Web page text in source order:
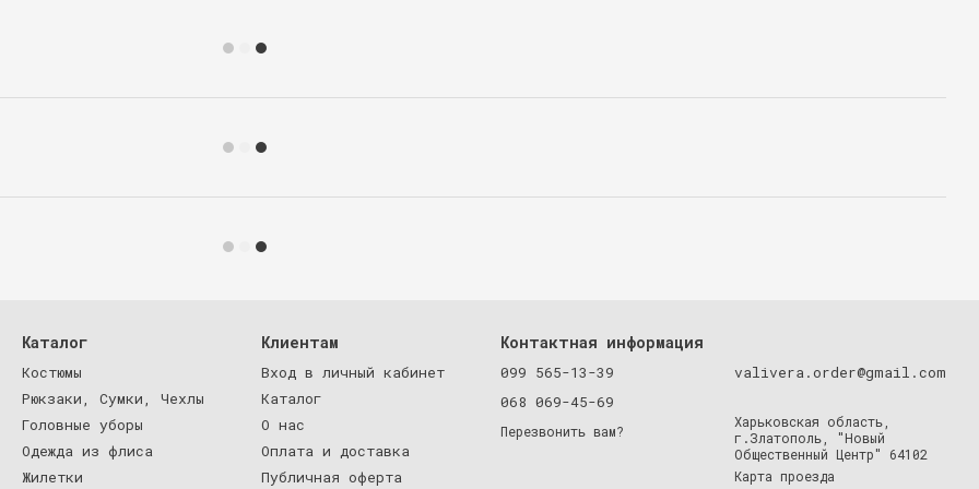
Каталог
Костюмы
Рюкзаки, Сумки, Чехлы
Головные уборы
Одежда из флиса
Жилетки
Клиентам
Вход в личный кабинет
Каталог
О нас
Оплата и доставка
Публичная оферта
Контактная информация
099 565-13-39
068 069-45-69
Перезвонить вам?
valivera.order@gmail.com
Харьковская область,
г.Златополь, "Новый
Общественный Центр" 64102
Карта проезда